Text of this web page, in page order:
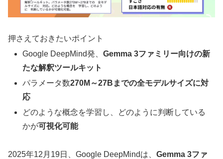
押さえておきたいポイント
Google DeepMind発、Gemma 3ファミリー向けの新
たな解釈ツールキット
パラメータ数270M～27Bまでの全モデルサイズに対
応
どのような概念を学習し、どのように判断している
かが可視化可能
2025年12月19日、Google DeepMindは、 Gemma 3ファ